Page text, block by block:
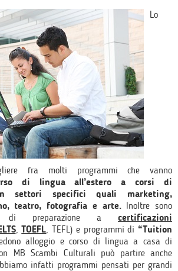
Lo
fra molti programmi che vanno
di lingua all’estero a corsi di
in settori specifici quali marketing,
teatro, fotografia e arte.Inoltre sono
di preparazione a certificazioni
,TOEFL, TEFL) e programmi di “Tuition
alloggio e corso di lingua a casa di
MB Scambi Culturali può partire anche
infatti programmi pensati per grandi